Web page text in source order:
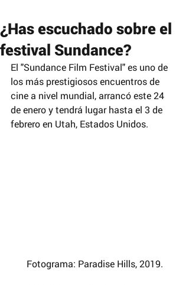
¿Has escuchado sobre el
festival Sundance?
El "Sundance Film Festival" es uno de
los más prestigiosos encuentros de
cine a nivel mundial, arrancó este 24
de enero y tendrá lugar hasta el 3 de
febrero en Utah, Estados Unidos.
Fotograma: Paradise Hills, 2019.